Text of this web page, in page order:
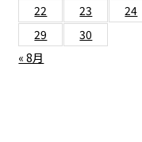
« 8月
22
23 24
29
30